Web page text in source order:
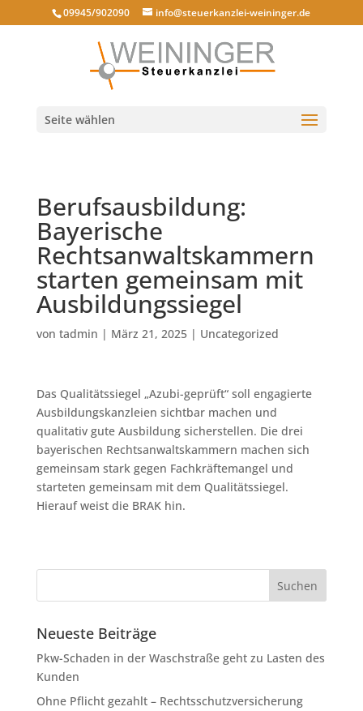
09945/902090 info@steuerkanzlei-weininger.de
Seite wählen
Berufsausbildung:
Bayerische
Rechtsanwaltskammern
starten gemeinsam mit
Ausbildungssiegel
von tadmin | März 21, 2025| Uncategorized
Das Qualitätssiegel „Azubi-geprüft“ soll engagierte
Ausbildungskanzleien sichtbar machen und
qualitativ gute Ausbildung sicherstellen. Die drei
bayerischen Rechtsanwaltskammern machen sich
gemeinsam stark gegen Fachkräftemangel und
starteten gemeinsam mit dem Qualitätssiegel.
Hierauf weist die BRAK hin.
Neueste Beiträge
Pkw-Schaden in der Waschstraße geht zu Lasten des
Kunden
Ohne Pflicht gezahlt – Rechtsschutzversicherung